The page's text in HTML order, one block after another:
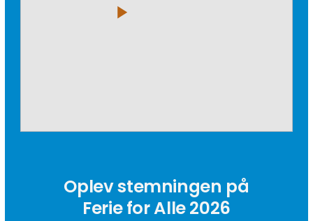
play_arrow
Oplev stemningen på
Ferie for Alle 2026